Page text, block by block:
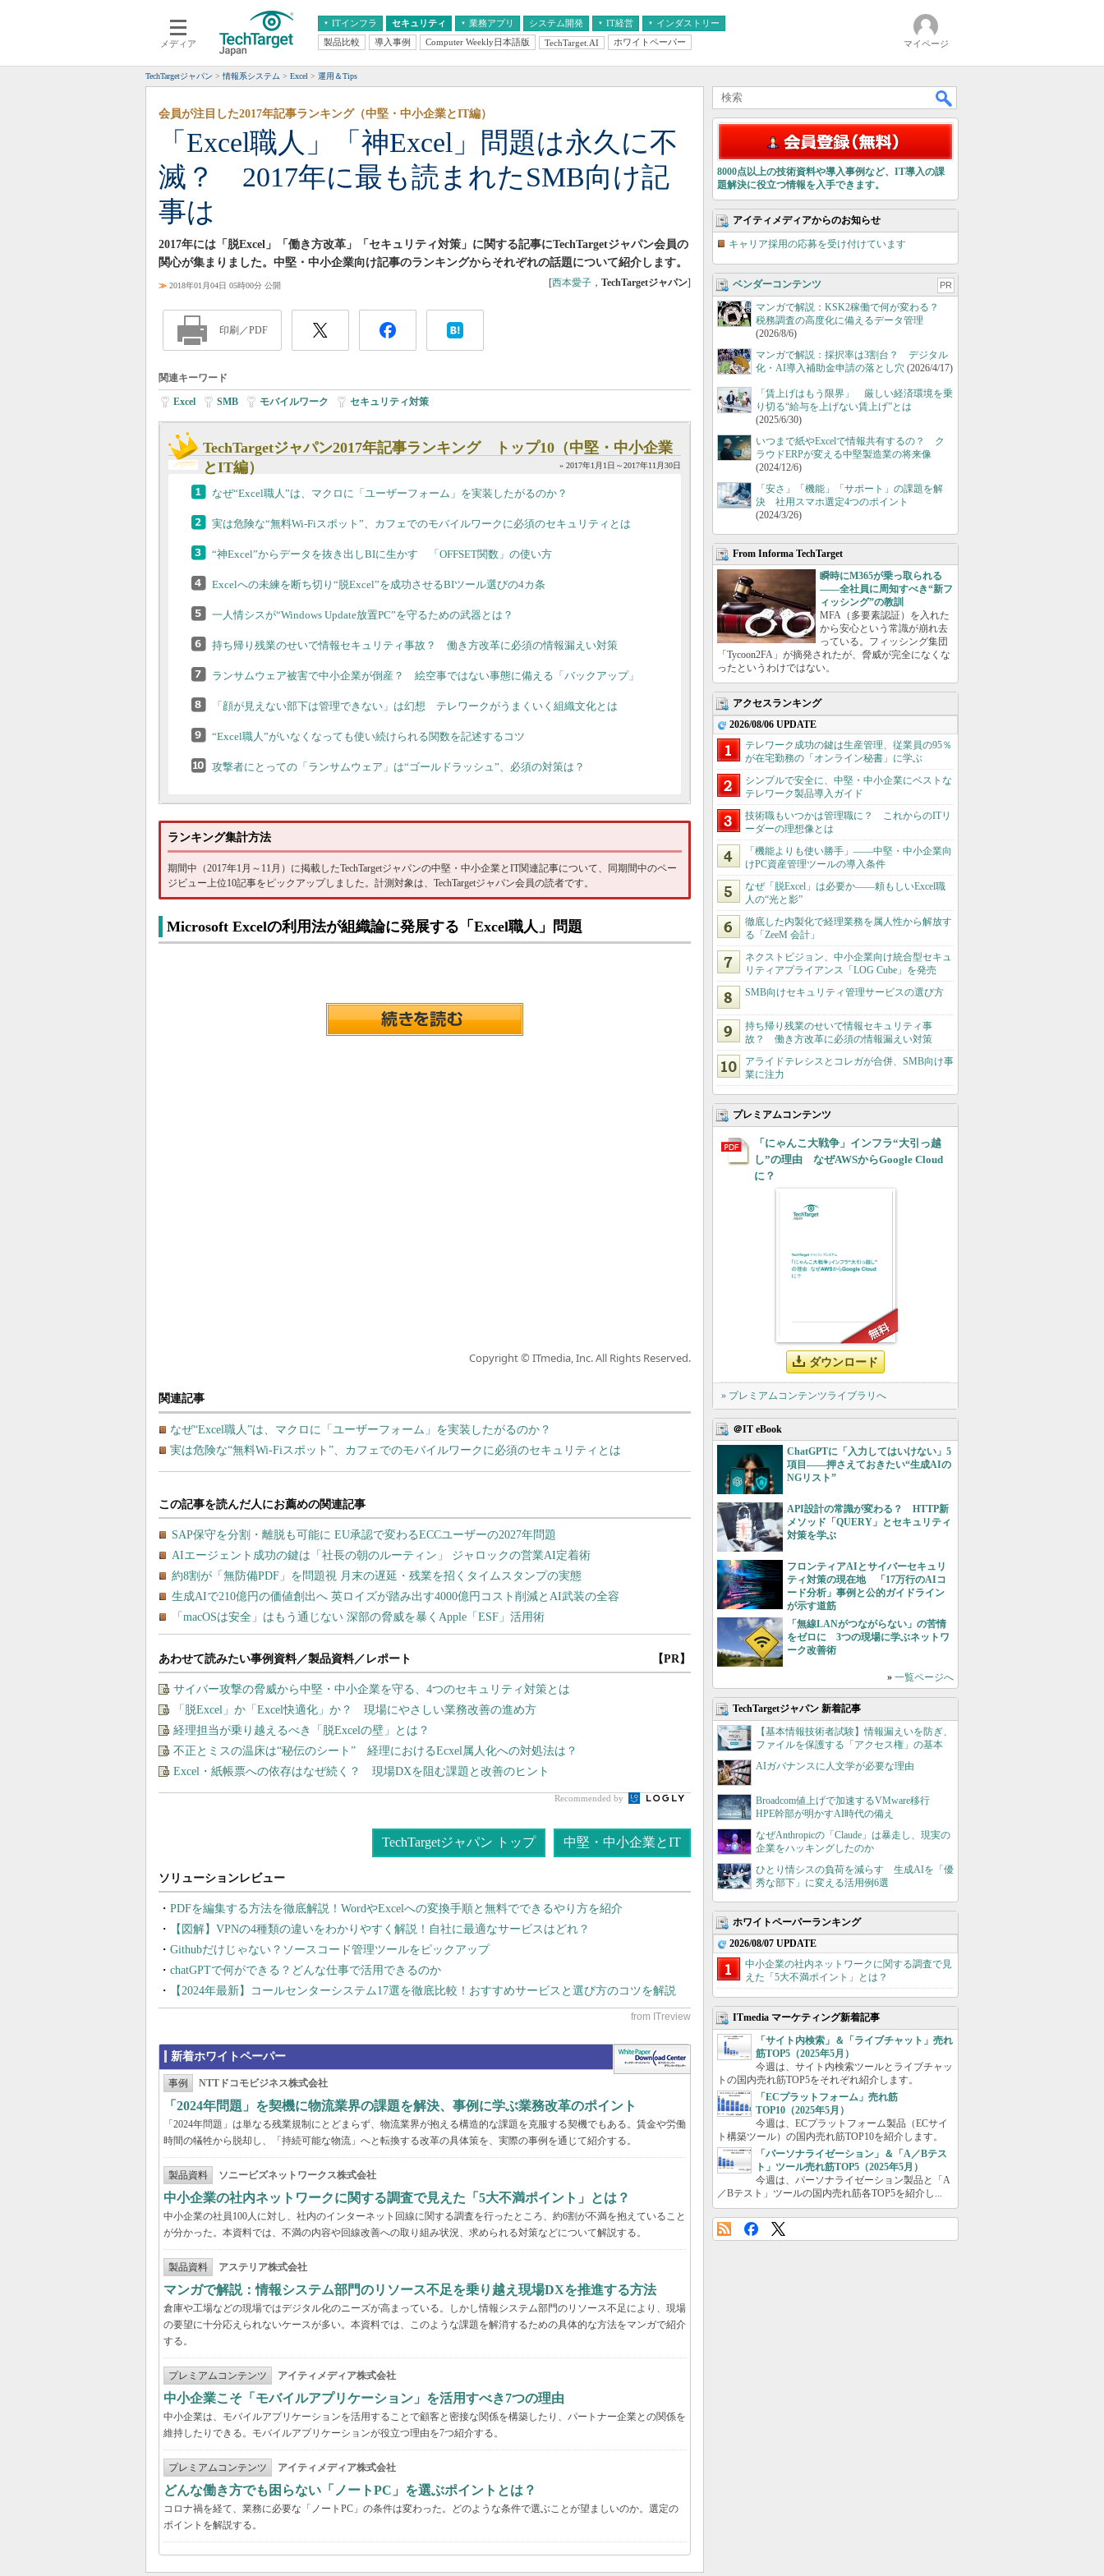
メディア
ITインフラ
クラウド
スマートモバイル
ネットワーク
システム運用管理
セキュリティ 業務アプリ
エンタープライズAI
ERP
CX
情報系システム
システム開発 IT経営
経営とIT
インダストリー
医療IT
製品比較 導入事例 Computer Weekly日本語版 TechTarget.AI ホワイトペーパー マイページ
TechTargetジャパン 情報系システム Excel 運用＆Tips
「Excel職人」「神Excel」問題は永久に不
滅？ 2017年に最も読まれたSMB向け記
事は
会員が注目した2017年記事ランキング（中堅・中小企業とIT編）
2017年には「脱Excel」「働き方改革」「セキュリティ対策」に関する記事にTechTargetジャパン会員の
関心が集まりました。中堅・中小企業向け記事のランキングからそれぞれの話題について紹介します。
≫ 2018年01月04日 05時00分 公開 [西本愛子 ， TechTargetジャパン]
印刷／PDF
関連キーワード
Excel SMB モバイルワーク セキュリティ対策
TechTargetジャパン2017年記事ランキング トップ10（中堅・中小企業
とIT編）
» 2017年1月1日～2017年11月30日
なぜ“Excel職人”は、マクロに「ユーザーフォーム」を実装したがるのか？
実は危険な“無料Wi-Fiスポット”、カフェでのモバイルワークに必須のセキュリティとは
“神Excel”からデータを抜き出しBIに生かす 「OFFSET関数」の使い方
Excelへの未練を断ち切り“脱Excel”を成功させるBIツール選びの4カ条
一人情シスが“Windows Update放置PC”を守るための武器とは？
持ち帰り残業のせいで情報セキュリティ事故？ 働き方改革に必須の情報漏えい対策
ランサムウェア被害で中小企業が倒産？ 絵空事ではない事態に備える「バックアップ」
「顔が見えない部下は管理できない」は幻想 テレワークがうまくいく組織文化とは
“Excel職人”がいなくなっても使い続けられる関数を記述するコツ
攻撃者にとっての「ランサムウェア」は“ゴールドラッシュ”、必須の対策は？
ランキング集計方法
期間中（2017年1月～11月）に掲載したTechTargetジャパンの中堅・中小企業とIT関連記事について、同期間中のペー
ジビュー上位10記事をピックアップしました。計測対象は、TechTargetジャパン会員の読者です。
Microsoft Excelの利用法が組織論に発展する「Excel職人」問題
Copyright © ITmedia, Inc. All Rights Reserved.
関連記事
なぜ“Excel職人”は、マクロに「ユーザーフォーム」を実装したがるのか？
実は危険な“無料Wi-Fiスポット”、カフェでのモバイルワークに必須のセキュリティとは
あわせて読みたい事例資料／製品資料／レポート 【PR】
サイバー攻撃の脅威から中堅・中小企業を守る、4つのセキュリティ対策とは
「脱Excel」か「Excel快適化」か？ 現場にやさしい業務改善の進め方
経理担当が乗り越えるべき「脱Excelの壁」とは？
不正とミスの温床は“秘伝のシート” 経理におけるEcxel属人化への対処法は？
Excel・紙帳票への依存はなぜ続く？ 現場DXを阻む課題と改善のヒント
Recommended by
TechTargetジャパン トップ 中堅・中小企業とIT
PDFを編集する方法を徹底解説！WordやExcelへの変換手順と無料でできるやり方を紹介
【図解】VPNの4種類の違いをわかりやすく解説！自社に最適なサービスはどれ？
Githubだけじゃない？ソースコード管理ツールをピックアップ
chatGPTで何ができる？どんな仕事で活用できるのか
【2024年最新】コールセンターシステム17選を徹底比較！おすすめサービスと選び方のコツを解説
新着ホワイトペーパー
事例 NTTドコモビジネス株式会社
「2024年問題」を契機に物流業界の課題を解決、事例に学ぶ業務改革のポイント
「2024年問題」は単なる残業規制にとどまらず、物流業界が抱える構造的な課題を克服する契機でもある。賃金や労働
時間の犠牲から脱却し、「持続可能な物流」へと転換する改革の具体策を、実際の事例を通じて紹介する。
製品資料 ソニービズネットワークス株式会社
中小企業の社内ネットワークに関する調査で見えた「5大不満ポイント」とは？
中小企業の社員100人に対し、社内のインターネット回線に関する調査を行ったところ、約6割が不満を抱えていること
が分かった。本資料では、不満の内容や回線改善への取り組み状況、求められる対策などについて解説する。
製品資料 アステリア株式会社
マンガで解説：情報システム部門のリソース不足を乗り越え現場DXを推進する方法
倉庫や工場などの現場ではデジタル化のニーズが高まっている。しかし情報システム部門のリソース不足により、現場
の要望に十分応えられないケースが多い。本資料では、このような課題を解消するための具体的な方法をマンガで紹介
する。
プレミアムコンテンツ アイティメディア株式会社
中小企業こそ「モバイルアプリケーション」を活用すべき7つの理由
中小企業は、モバイルアプリケーションを活用することで顧客と密接な関係を構築したり、パートナー企業との関係を
維持したりできる。モバイルアプリケーションが役立つ理由を7つ紹介する。
プレミアムコンテンツ アイティメディア株式会社
どんな働き方でも困らない「ノートPC」を選ぶポイントとは？
コロナ禍を経て、業務に必要な「ノートPC」の条件は変わった。どのような条件で選ぶことが望ましいのか。選定の
ポイントを解説する。
8000点以上の技術資料や導入事例など、IT導入の課
題解決に役立つ情報を入手できます。
アイティメディアからのお知らせ
キャリア採用の応募を受け付けています
ベンダーコンテンツ PR
マンガで解説：KSK2稼働で何が変わる？
税務調査の高度化に備えるデータ管理
(2026/8/6)
マンガで解説：採択率は3割台？ デジタル
化・AI導入補助金申請の落とし穴 (2026/4/17)
「賃上げはもう限界」 厳しい経済環境を乗
り切る“給与を上げない賃上げ”とは
(2025/6/30)
いつまで紙やExcelで情報共有するの？ ク
ラウドERPが変える中堅製造業の将来像
(2024/12/6)
「安さ」「機能」「サポート」の課題を解
決 社用スマホ選定4つのポイント
(2024/3/26)
From Informa TechTarget
瞬時にM365が乗っ取られる
――全社員に周知すべき“新フ
ィッシング”の教訓
MFA（多要素認証）を入れた
から安心という常識が崩れ去
っている。フィッシング集団
「Tycoon2FA」が摘発されたが、脅威が完全になくな
ったというわけではない。
アクセスランキング
2026/08/06 UPDATE
テレワーク成功の鍵は生産管理、従業員の95％
が在宅勤務の「オンライン秘書」に学ぶ
シンプルで安全に、中堅・中小企業にベストな
テレワーク製品導入ガイド
技術職もいつかは管理職に？ これからのITリ
ーダーの理想像とは
「機能よりも使い勝手」――中堅・中小企業向
けPC資産管理ツールの導入条件
なぜ「脱Excel」は必要か――頼もしいExcel職
人の“光と影”
徹底した内製化で経理業務を属人性から解放す
る「ZeeM 会計」
ネクストビジョン、中小企業向け統合型セキュ
リティアプライアンス「LOG Cube」を発売
SMB向けセキュリティ管理サービスの選び方
持ち帰り残業のせいで情報セキュリティ事
故？ 働き方改革に必須の情報漏えい対策
アライドテレシスとコレガが合併、SMB向け事
業に注力
プレミアムコンテンツ
「にゃんこ大戦争」インフラ“大引っ越
し”の理由 なぜAWSからGoogle Cloud
に？
ダウンロード
» プレミアムコンテンツライブラリへ
＠IT eBook
ChatGPTに「入力してはいけない」5
項目――押さえておきたい“生成AIの
NGリスト”
API設計の常識が変わる？ HTTP新
メソッド「QUERY」とセキュリティ
対策を学ぶ
フロンティアAIとサイバーセキュリ
ティ対策の現在地 「17万行のAIコ
ード分析」事例と公的ガイドライン
が示す道筋
「無線LANがつながらない」の苦情
をゼロに 3つの現場に学ぶネットワ
ーク改善術
» 一覧ページへ
TechTargetジャパン 新着記事
【基本情報技術者試験】情報漏えいを防ぎ、
ファイルを保護する「アクセス権」の基本
AIガバナンスに人文学が必要な理由
Broadcom値上げで加速するVMware移行
HPE幹部が明かすAI時代の備え
なぜAnthropicの「Claude」は暴走し、現実の
企業をハッキングしたのか
ひとり情シスの負荷を減らす 生成AIを「優
秀な部下」に変える活用例6選
ホワイトペーパーランキング
2026/08/07 UPDATE
中小企業の社内ネットワークに関する調査で見
えた「5大不満ポイント」とは？
ITmedia マーケティング新着記事
「サイト内検索」＆「ライブチャット」売れ
筋TOP5（2025年5月）
今週は、サイト内検索ツールとライブチャッ
トの国内売れ筋TOP5をそれぞれ紹介します。
「ECプラットフォーム」売れ筋
TOP10（2025年5月）
今週は、ECプラットフォーム製品（ECサイ
ト構築ツール）の国内売れ筋TOP10を紹介します。
「パーソナライゼーション」＆「A／Bテス
ト」ツール売れ筋TOP5（2025年5月）
今週は、パーソナライゼーション製品と「A
／Bテスト」ツールの国内売れ筋各TOP5を紹介し...